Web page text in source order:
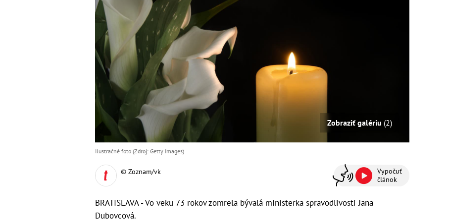
Zobraziť galériu (2)
Ilustračné foto (Zdroj: Getty Images)
© Zoznam/vk
Vypočuť
článok
BRATISLAVA - Vo veku 73 rokov zomrela bývalá ministerka spravodlivosti Jana
Dubovcová.